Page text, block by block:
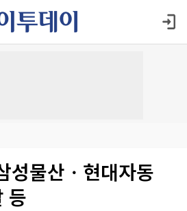
성물산ㆍ현대자동
등